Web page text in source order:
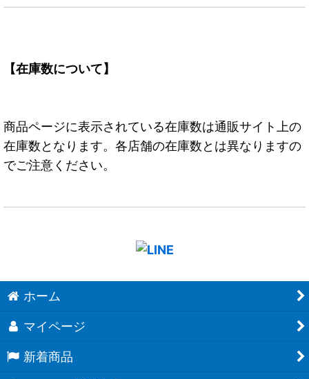
【在庫数について】
商品ページに表示されている在庫数は通販サイト上の
在庫数となります。各店舗の在庫数とは異なりますの
でご注意ください。
ホーム
マイページ
新着商品